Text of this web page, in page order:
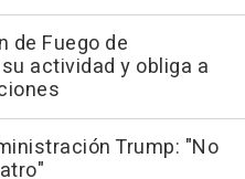
de Fuego de
actividad y obliga a
Trump: "No